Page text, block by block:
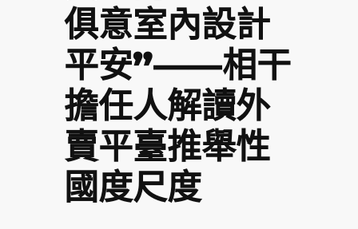
俱意室內設計
平安”——相干
擔任人解讀外
賣平臺推舉性
國度尺度